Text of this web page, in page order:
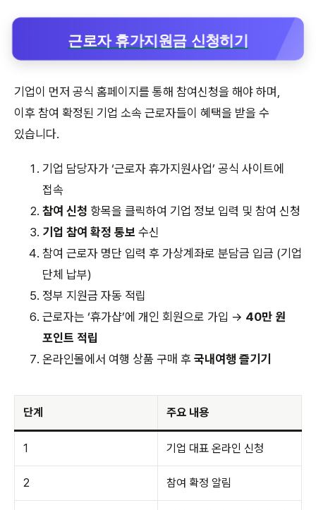
근로자 휴가지원금 신청히기
기업이 먼저 공식 홈페이지를 통해 참여신청을 해야 하며,
이후 참여 확정된 기업 소속 근로자들이 혜택을 받을 수
있습니다.
기업 담당자가 ‘근로자 휴가지원사업’ 공식 사이트에
접속
참여 신청 항목을 클릭하여 기업 정보 입력 및 참여 신청
기업 참여 확정 통보 수신
참여 근로자 명단 입력 후 가상계좌로 분담금 입금 (기업
단체 납부)
정부 지원금 자동 적립
근로자는 ‘휴가샵’에 개인 회원으로 가입 → 40만 원
포인트 적립
온라인몰에서 여행 상품 구매 후 국내여행 즐기기
단계 주요 내용
1 기업 대표 온라인 신청
2 참여 확정 알림